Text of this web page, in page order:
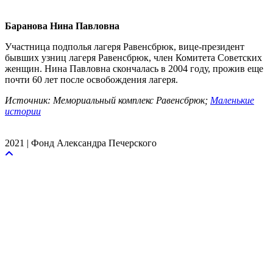
Баранова Нина Павловна
Участница подполья лагеря Равенсбрюк, вице-президент
бывших узниц лагеря Равенсбрюк, член Комитета Советских
женщин. Нина Павловна скончалась в 2004 году, прожив еще
почти 60 лет после освобождения лагеря.
Источник: Мемориальный комплекс Равенсбрюк; Маленькие
истории
2021 | Фонд Александра Печерского